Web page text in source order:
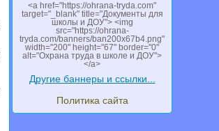
<a href="https://ohrana-tryda.com"
target="_blank" title="Документы для
школы и ДОУ"> <img
src="https://ohrana-
tryda.com/banners/ban200x67b4.png"
width="200" height="67" border="0"
alt="Охрана труда в школе и ДОУ">
</a>
Другие баннеры и ссылки...
Политика сайта